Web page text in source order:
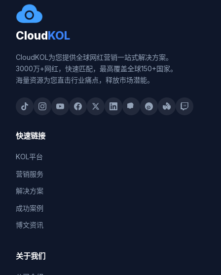
CloudKOL
CloudKOL为您提供全球网红营销一站式解决方案。
3000万+网红，快速匹配，最高覆盖全球150+国家。
海量资源为您直击行业痛点，释放市场潜能。
快速链接
KOL平台
营销服务
解决方案
成功案例
博文资讯
关于我们